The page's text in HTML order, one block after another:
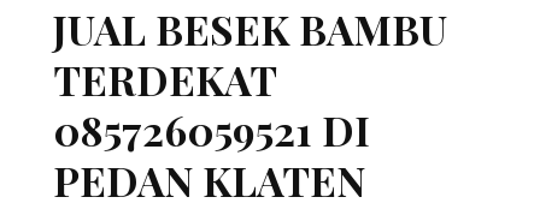
JUAL BESEK BAMBU
TERDEKAT
085726059521 DI
PEDAN KLATEN